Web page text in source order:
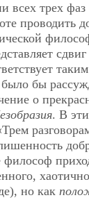
всех трех
проводить
бы
о
. В
философ
но как